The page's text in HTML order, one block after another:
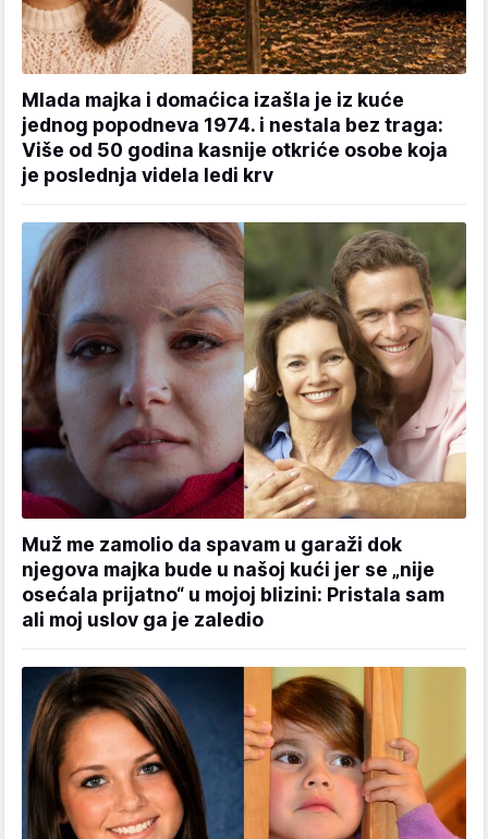
Mlada majka i domaćica izašla je iz kuće
jednog popodneva 1974. i nestala bez traga:
Više od 50 godina kasnije otkriće osobe koja
je poslednja videla ledi krv
Muž me zamolio da spavam u garaži dok
njegova majka bude u našoj kući jer se „nije
osećala prijatno“ u mojoj blizini: Pristala sam
ali moj uslov ga je zaledio